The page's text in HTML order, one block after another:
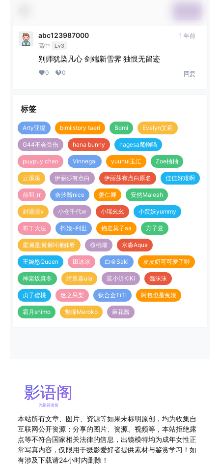
abc123987000
高中 Lv3
1 年前
别师犹染凡心 剑端新雪霁 独恨无留迹
0 0 回复
标签
Arty亚缇 bimilstory taeri Bomi Evelyn艾莉
G44不会受伤 hana bunny nagesa魔物喵
puypuy chan Vinnegal yuuhui玉汇 Zoe柚柚
云溪溪 伊丽莎有点白 伊丽莎有点白原名 佳佳好难啊
前羽_rr 奈汐酱nice 姜仁卿 安然Maleah
封疆疆v 小仓千代w 小瑶幺幺 小蛮妖yummy
布丁大法 抖娘-利世 抱走莫子aa 方子萱
星澜是澜澜叫澜妹呀 桜桃喵 水淼Aqua
王婉悠Queen 田冰冰 白金Saki 皮皮奶可可爱了啦
神楽坂真冬 绮里嘉ula 蓝小沂KiKi 蠢沫沫
贞子蜜桃 迷之呆梨 钛合金TiTi 阿包也是兔娘
霜月shimo 魅瞳Meroko 麻花酱
本站所有文章、图片、资源等如果未标明原创，均为收集自
互联网公开资源；分享的图片、资源、视频等，本站拒绝露
点等不符合国家相关法律的信息，出镜模特均为成年女性正
常写真内容，仅限用于摄影爱好者提供素材与鉴赏学习！如
有涉及下载请24小时内删除！